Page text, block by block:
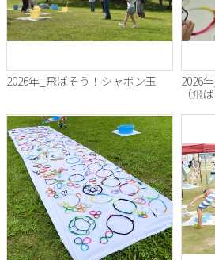
2026年_飛ばそう！シャボン玉
2026
（飛